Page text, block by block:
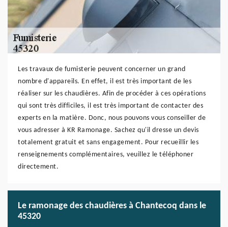
Les travaux de fumisterie peuvent concerner un grand
nombre d'appareils. En effet, il est très important de les
réaliser sur les chaudières. Afin de procéder à ces opérations
qui sont très difficiles, il est très important de contacter des
experts en la matière. Donc, nous pouvons vous conseiller de
vous adresser à KR Ramonage. Sachez qu'il dresse un devis
totalement gratuit et sans engagement. Pour recueillir les
renseignements complémentaires, veuillez le téléphoner
directement.
Le ramonage des chaudières à Chantecoq dans le
45320